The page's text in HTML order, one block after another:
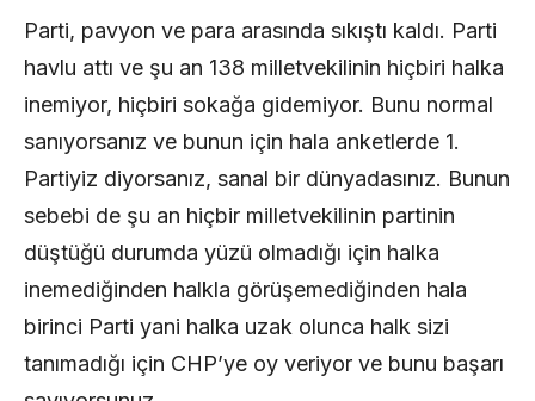
Parti, pavyon ve para arasında sıkıştı kaldı. Parti
havlu attı ve şu an 138 milletvekilinin hiçbiri halka
inemiyor, hiçbiri sokağa gidemiyor. Bunu normal
sanıyorsanız ve bunun için hala anketlerde 1.
Partiyiz diyorsanız, sanal bir dünyadasınız. Bunun
sebebi de şu an hiçbir milletvekilinin partinin
düştüğü durumda yüzü olmadığı için halka
inemediğinden halkla görüşemediğinden hala
birinci Parti yani halka uzak olunca halk sizi
tanımadığı için CHP’ye oy veriyor ve bunu başarı